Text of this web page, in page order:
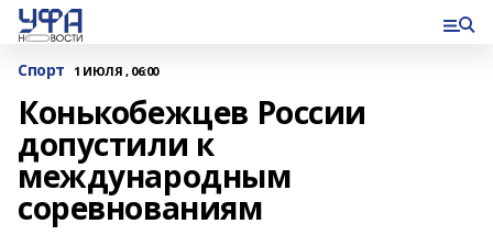
Спорт 1 ИЮЛЯ , 06:00
Конькобежцев России
допустили к
международным
соревнованиям